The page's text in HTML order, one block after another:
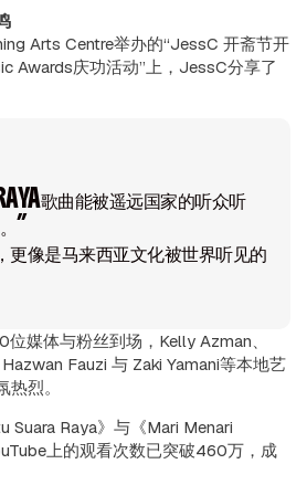
Arts Centre举办的“JessC 开斋节开
Awards庆功活动”上，JessC分享了
歌曲能被遥远国家的听众听
”
像是马来西亚文化被世界听见的
媒体与粉丝到场，Kelly Azman、
Fauzi 与 Zaki Yamani等本地艺
烈。
Suara Raya》与《Mari Menari
上的观看次数已突破460万，成